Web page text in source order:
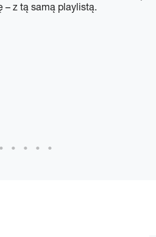
– z tą samą playlistą.